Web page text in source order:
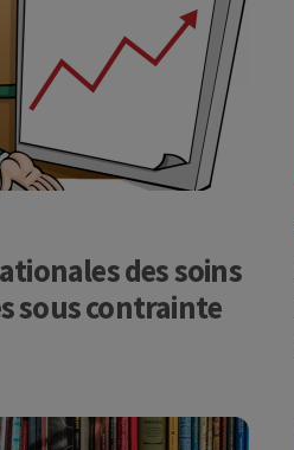
des soins
sous contrainte